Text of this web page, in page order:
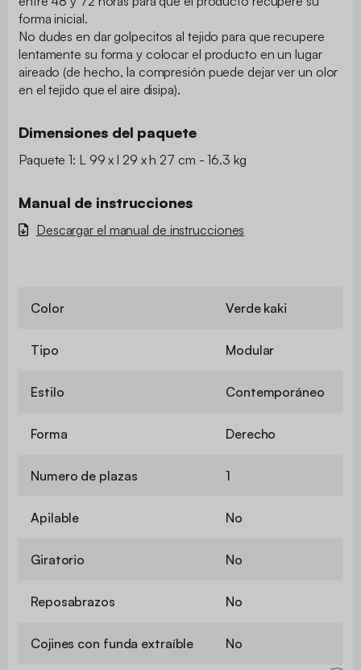
forma inicial.
No dudes en dar golpecitos al tejido para que recupere
lentamente su forma y colocar el producto en un lugar
aireado (de hecho, la compresión puede dejar ver un olor
en el tejido que el aire disipa).
Dimensiones del paquete
Paquete 1: L 99 x l 29 x h 27 cm - 16.3 kg
Manual de instrucciones
Descargar el manual de instrucciones
Color Verde kaki
Tipo Modular
Estilo Contemporáneo
Forma Derecho
Numero de plazas 1
Apilable No
Giratorio No
Reposabrazos No
Cojines con funda extraíble No